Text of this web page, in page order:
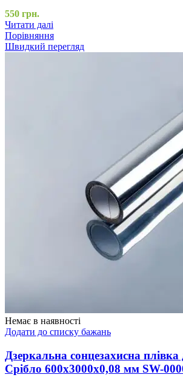
550 грн.
Читати далі
Порівняння
Швидкий перегляд
Немає в наявності
Додати до списку бажань
Дзеркальна сонцезахисна плівка
Срібло 600х3000х0,08 мм SW-